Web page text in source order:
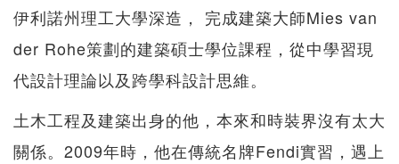
伊利諾州理工大學深造， 完成建築大師Mies van
der Rohe策劃的建築碩士學位課程，從中學習現
代設計理論以及跨學科設計思維。
土木工程及建築出身的他，本來和時裝界沒有太大
關係。2009年時，他在傳統名牌Fendi實習，遇上